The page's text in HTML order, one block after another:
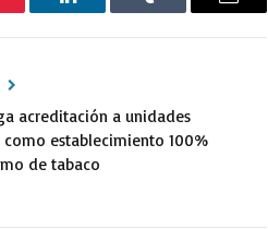
LinkedIn Tumblr Email
acreditación a unidades
como establecimiento 100%
de tabaco